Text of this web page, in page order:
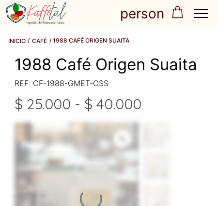
person
INICIO / CAFÉ / 1988 CAFÉ ORIGEN SUAITA
1988 Café Origen Suaita
REF: CF-1988-GMET-OSS
$ 25.000 - $ 40.000